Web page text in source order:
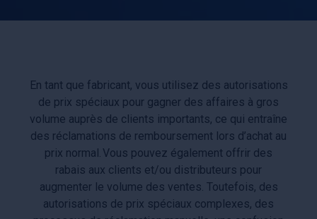
En tant que fabricant, vous utilisez des autorisations
de prix spéciaux pour gagner des affaires à gros
volume auprès de clients importants, ce qui entraîne
des réclamations de remboursement lors d’achat au
prix normal. Vous pouvez également offrir des
rabais aux clients et/ou distributeurs pour
augmenter le volume des ventes. Toutefois, des
autorisations de prix spéciaux complexes, des